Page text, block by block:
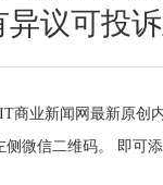
议可投
商业新闻网最新原创
侧微信二维码。 即可